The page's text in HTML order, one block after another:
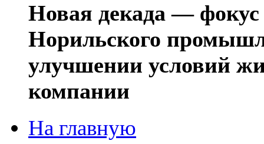
Новая декада — фокус
Норильского
улучшении условий
компании
На главную